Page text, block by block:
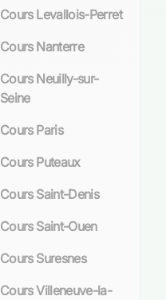
Cours Levallois-Perret
Cours Nanterre
Cours Neuilly-sur-
Seine
Cours Paris
Cours Puteaux
Cours Saint-Denis
Cours Saint-Ouen
Cours Suresnes
Cours Villeneuve-la-